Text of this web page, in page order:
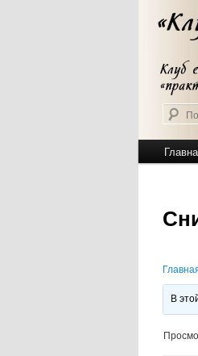
Клуб
Главное
меню
В